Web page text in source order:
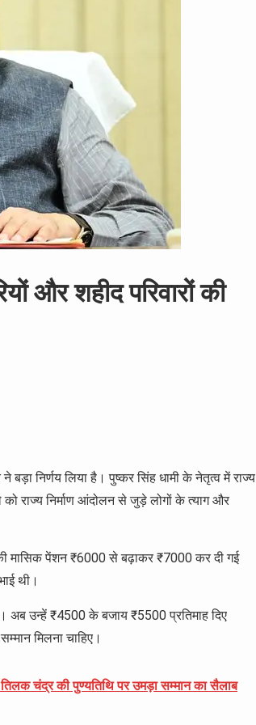
और शहीद परिवारों की
निर्णय लिया है। पुष्कर सिंह धामी के नेतृत्व में राज्य
को राज्य निर्माण आंदोलन से जुड़े लोगों के त्याग और
मासिक पेंशन ₹6000 से बढ़ाकर ₹7000 कर दी गई
थी।
अब उन्हें ₹4500 के बजाय ₹5500 प्रतिमाह दिए
मिलना चाहिए।
चंद्र की पुण्यतिथि पर उमड़ा सम्मान का सैलाब